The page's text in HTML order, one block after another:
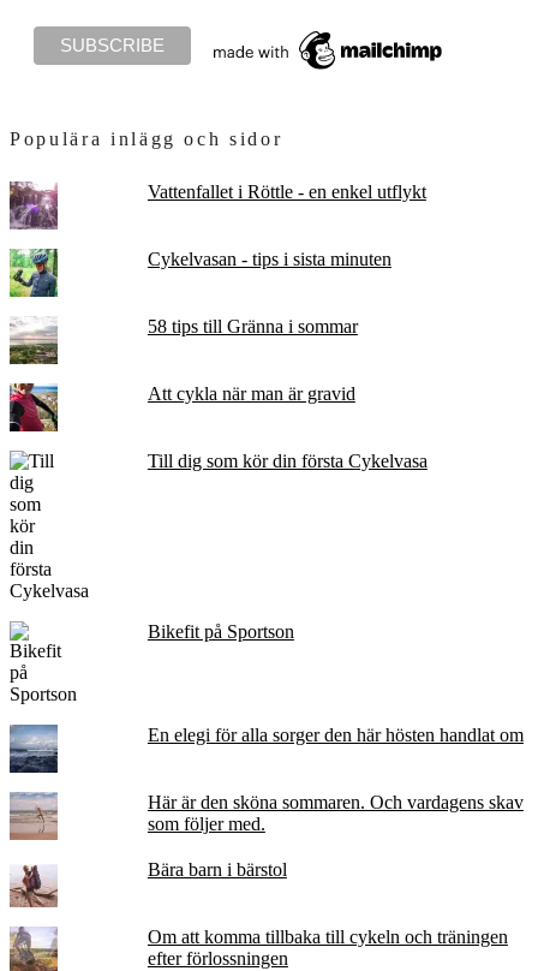
Populära inlägg och sidor
Vattenfallet i Röttle - en enkel utflykt
Cykelvasan - tips i sista minuten
58 tips till Gränna i sommar
Att cykla när man är gravid
Till dig som kör din första Cykelvasa
Bikefit på Sportson
En elegi för alla sorger den här hösten handlat om
Här är den sköna sommaren. Och vardagens skav
som följer med.
Bära barn i bärstol
Om att komma tillbaka till cykeln och träningen
efter förlossningen